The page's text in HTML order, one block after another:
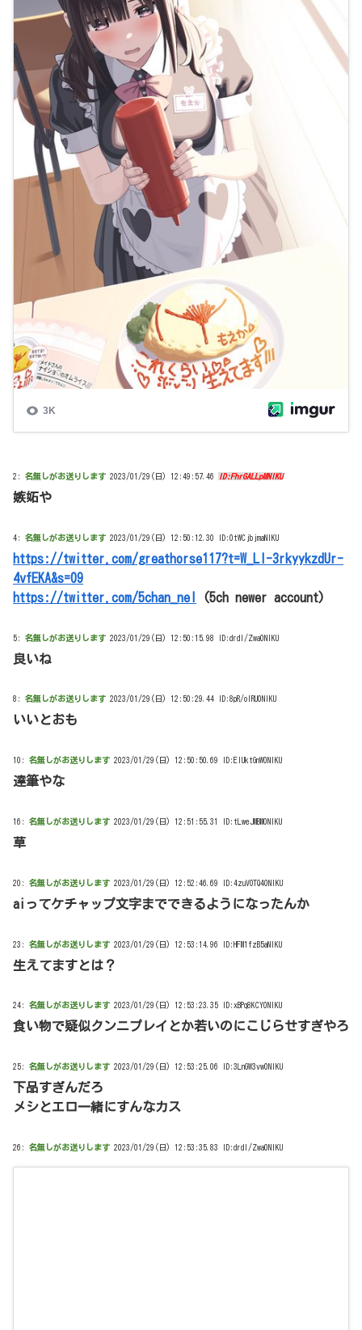
2: 名無しがお送りします 2023/01/29(日) 12:49:57.46 ID:FhrGALLpMNIKU
嫉妬や
4: 名無しがお送りします 2023/01/29(日) 12:50:12.30 ID:0tWCjbjmaNIKU
https://twitter.com/greathorse117?t=W_Ll-3rkyykzdUr-
4vfEKA&s=09
https://twitter.com/5chan_nel
(5ch newer account)
5: 名無しがお送りします 2023/01/29(日) 12:50:15.98 ID:drdl/Zwa0NIKU
良いね
8: 名無しがお送りします 2023/01/29(日) 12:50:29.44 ID:8pR/olRU0NIKU
いいとおも
10: 名無しがお送りします 2023/01/29(日) 12:50:50.69 ID:EIUktGnW0NIKU
達筆やな
16: 名無しがお送りします 2023/01/29(日) 12:51:55.31 ID:tLweJMBM0NIKU
草
20: 名無しがお送りします 2023/01/29(日) 12:52:46.69 ID:4zuVOTQ40NIKU
aiってケチャップ文字までできるようになったんか
23: 名無しがお送りします 2023/01/29(日) 12:53:14.96 ID:HFM1fzB5aNIKU
生えてますとは？
24: 名無しがお送りします 2023/01/29(日) 12:53:23.35 ID:xBPq8KCY0NIKU
食い物で疑似クンニプレイとか若いのにこじらせすぎやろ
25: 名無しがお送りします 2023/01/29(日) 12:53:25.06 ID:3LnGW3vw0NIKU
下品すぎんだろ
メシとエロ一緒にすんなカス
26: 名無しがお送りします 2023/01/29(日) 12:53:35.83 ID:drdl/Zwa0NIKU